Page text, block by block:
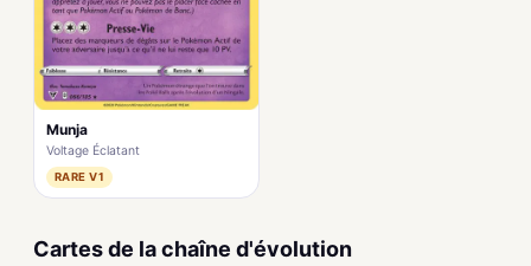
Munja
Voltage Éclatant
RARE V1
Cartes de la chaîne d'évolution